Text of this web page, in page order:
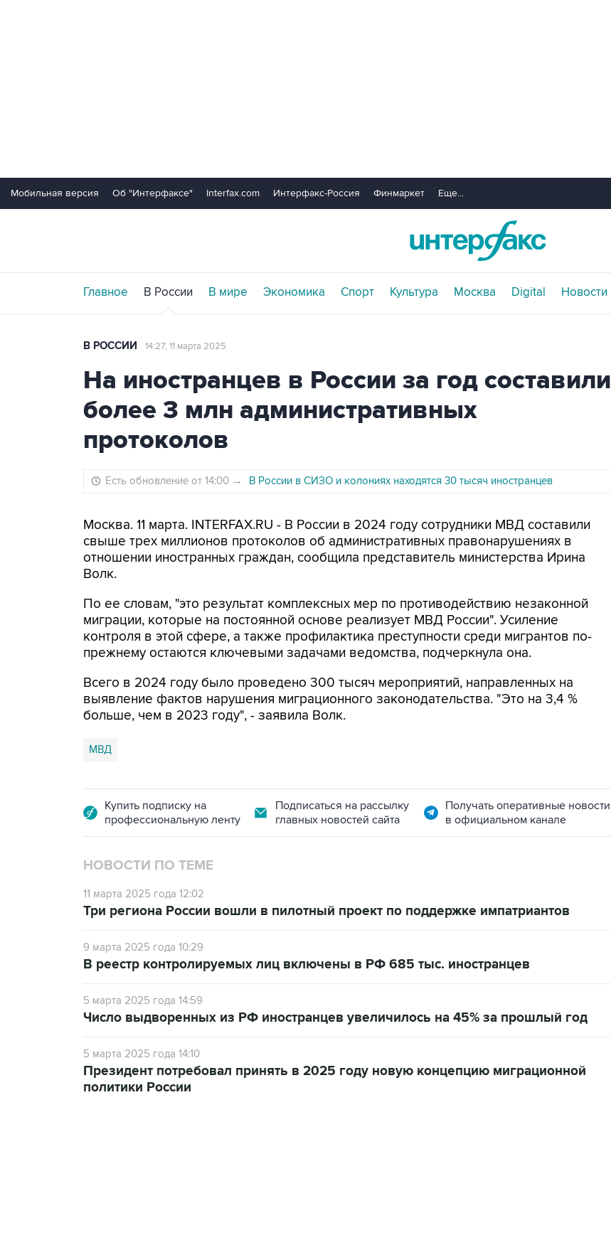
Мобильная версия Об "Интерфаксе" Interfax.com Интерфакс-Россия Финмаркет Еще...
Главное В России В мире Экономика Спорт Культура Москва Digital Новости
В РОССИИ 14:27, 11 марта 2025
На иностранцев в России за год составили
более 3 млн административных
протоколов
Есть обновление от 14:00 → В России в СИЗО и колониях находятся 30 тысяч иностранцев
Москва. 11 марта. INTERFAX.RU - В России в 2024 году сотрудники МВД составили
свыше трех миллионов протоколов об административных правонарушениях в
отношении иностранных граждан, сообщила представитель министерства Ирина
Волк.
По ее словам, "это результат комплексных мер по противодействию незаконной
миграции, которые на постоянной основе реализует МВД России". Усиление
контроля в этой сфере, а также профилактика преступности среди мигрантов по-
прежнему остаются ключевыми задачами ведомства, подчеркнула она.
Всего в 2024 году было проведено 300 тысяч мероприятий, направленных на
выявление фактов нарушения миграционного законодательства. "Это на 3,4 %
больше, чем в 2023 году", - заявила Волк.
МВД
Купить подписку на
профессиональную ленту
Подписаться на рассылку
главных новостей сайта
Получать оперативные новости
в официальном канале
НОВОСТИ ПО ТЕМЕ
11 марта 2025 года 12:02
Три региона России вошли в пилотный проект по поддержке импатриантов
9 марта 2025 года 10:29
В реестр контролируемых лиц включены в РФ 685 тыс. иностранцев
5 марта 2025 года 14:59
Число выдворенных из РФ иностранцев увеличилось на 45% за прошлый год
5 марта 2025 года 14:10
Президент потребовал принять в 2025 году новую концепцию миграционной
политики России